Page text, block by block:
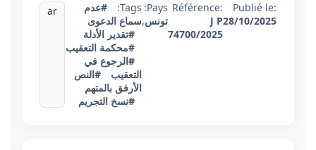
Publié le:
28/10/2025
Référence:
J P
74700/2025
Pays:
تونس,
Tags:
#عدم
سماع الدعوى
#تقدير الأدلة
#محكمة التعقيب
#الرجوع في
التعقيب
#النص
الأرفق بالمتهم
#نسخ التجريم
ar